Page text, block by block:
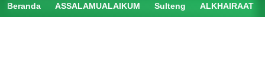
Beranda ASSALAMUALAIKUM Sulteng ALKHAIRAAT